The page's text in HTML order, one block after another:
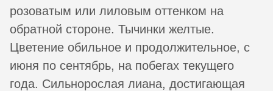
розоватым или лиловым оттенком на
обратной стороне. Тычинки желтые.
Цветение обильное и продолжительное, с
июня по сентябрь, на побегах текущего
года. Сильнорослая лиана, достигающая